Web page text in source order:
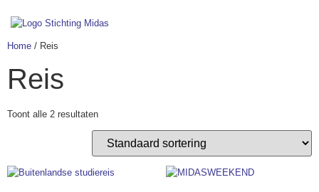
Home / Reis
Reis
Toont alle 2 resultaten